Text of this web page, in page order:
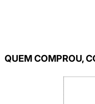
QUEM COMPROU,